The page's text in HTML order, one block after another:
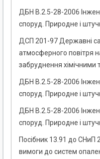
ДБН В.2.5-28-2006
споруд. Природне і
ДСП 201-97 Державні
атмосферного повітря
забруднення хімічними
ДБН В.2.5-28-2006
споруд. Природне і
ДБН В.2.5-28-2006
споруд. Природне і
Посібник 13.91 до СНиП
вимоги до систем